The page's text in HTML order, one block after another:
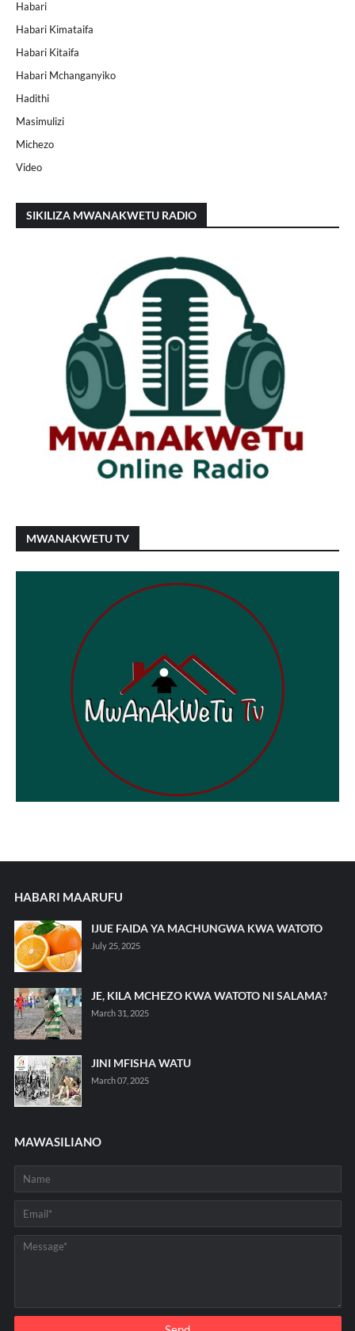
Habari
Habari Kimataifa
Habari Kitaifa
Habari Mchanganyiko
Hadithi
Masimulizi
Michezo
Video
SIKILIZA MWANAKWETU RADIO
MWANAKWETU TV
HABARI MAARUFU
IJUE FAIDA YA MACHUNGWA KWA WATOTO
July 25, 2025
JE, KILA MCHEZO KWA WATOTO NI SALAMA?
March 31, 2025
JINI MFISHA WATU
March 07, 2025
MAWASILIANO